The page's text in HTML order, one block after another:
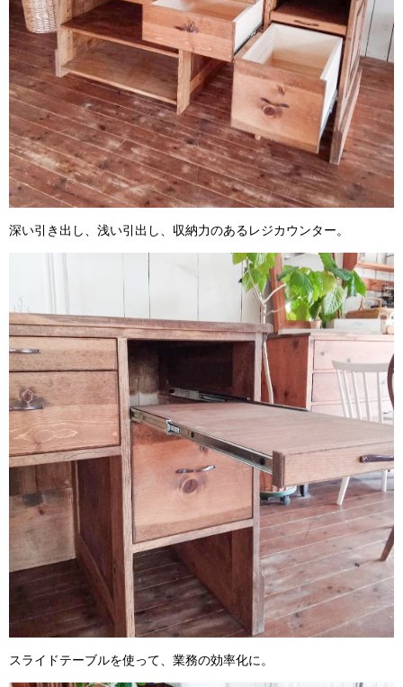
深い引き出し、浅い引出し、収納力のあるレジカウンター。
スライドテーブルを使って、業務の効率化に。